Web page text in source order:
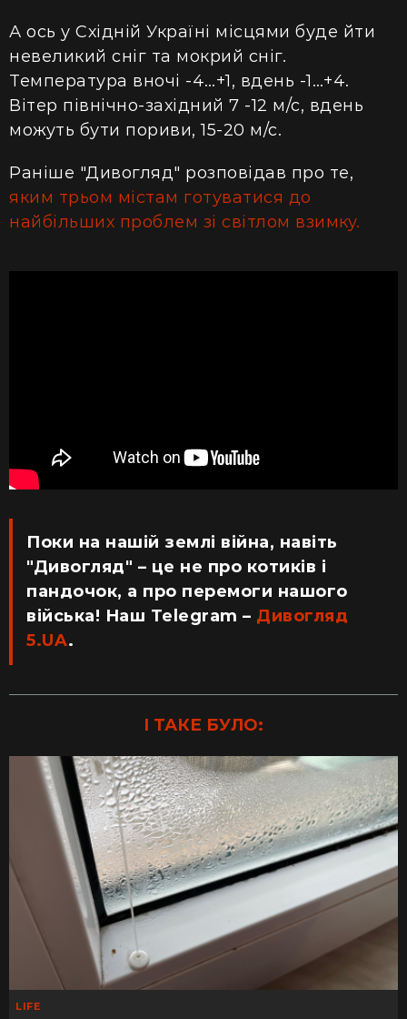
А ось у Східній Україні місцями буде йти
невеликий сніг та мокрий сніг.
Температура вночі -4…+1, вдень -1…+4.
Вітер північно-західний 7 -12 м/с, вдень
можуть бути пориви, 15-20 м/с.
Раніше "Дивогляд" розповідав про те,
яким трьом містам готуватися до
найбільших проблем зі світлом взимку.
Поки на нашій землі війна, навіть
"Дивогляд" – це не про котиків і
пандочок, а про перемоги нашого
війська! Наш Telegram – Дивогляд
5.UA.
І ТАКЕ БУЛО:
LIFE